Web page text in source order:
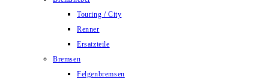
Touring / City
Renner
Ersatzteile
Bremsen
Felgenbremsen